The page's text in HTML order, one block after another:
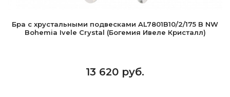
Бра с хрустальными подвесками AL7801B10/2/175 B NW
Bohemia Ivele Crystal (Богемия Ивеле Кристалл)
13 620 руб.